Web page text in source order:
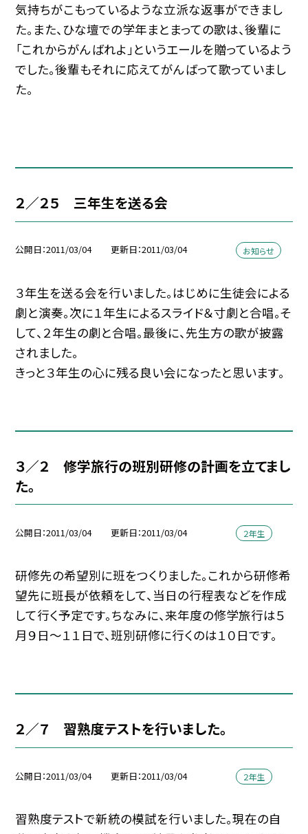
気持ちがこもっているような立派な返事ができまし
た。また、ひな壇での学年まとまっての歌は、後輩に
「これからがんばれよ」というエールを贈っているよう
でした。後輩もそれに応えてがんばって歌っていまし
た。
２／２５ 三年生を送る会
公開日 2011/03/04 更新日 2011/03/04 お知らせ
３年生を送る会を行いました。はじめに生徒会による
劇と演奏。次に１年生によるスライド＆寸劇と合唱。そ
して、２年生の劇と合唱。最後に、先生方の歌が披露
されました。
きっと３年生の心に残る良い会になったと思います。
３／２ 修学旅行の班別研修の計画を立てまし
た。
公開日 2011/03/04 更新日 2011/03/04 ２年生
研修先の希望別に班をつくりました。これから研修希
望先に班長が依頼をして、当日の行程表などを作成
して行く予定です。ちなみに、来年度の修学旅行は５
月９日〜１１日で、班別研修に行くのは１０日です。
２／７ 習熟度テストを行いました。
公開日 2011/03/04 更新日 2011/03/04 ２年生
習熟度テストで新統の模試を行いました。現在の自